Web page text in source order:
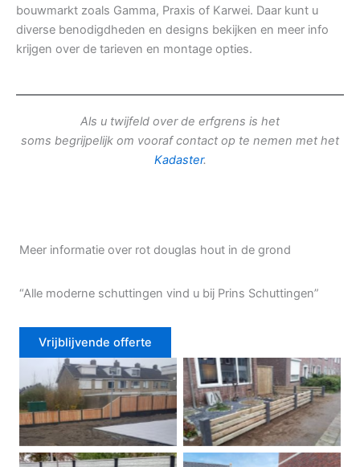
bouwmarkt zoals Gamma, Praxis of Karwei. Daar kunt u
diverse benodigdheden en designs bekijken en meer info
krijgen over de tarieven en montage opties.
Als u twijfeld over de erfgrens is het
soms begrijpelijk om vooraf contact op te nemen met het
Kadaster.
Meer informatie over rot douglas hout in de grond
“Alle moderne schuttingen vind u bij Prins Schuttingen”
Vrijblijvende offerte
Douglas schutting Tuinhek voortuin